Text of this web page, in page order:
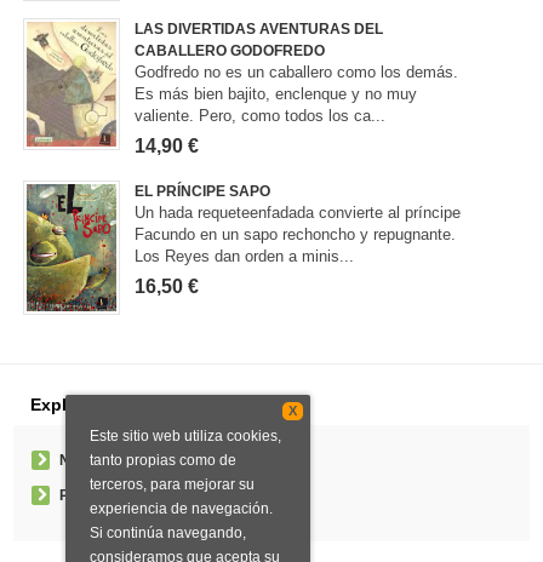
LAS DIVERTIDAS AVENTURAS DEL
CABALLERO GODOFREDO
Godfredo no es un caballero como los demás.
Es más bien bajito, enclenque y no muy
valiente. Pero, como todos los ca...
14,90 €
EL PRÍNCIPE SAPO
Un hada requeteenfadada convierte al príncipe
Facundo en un sapo rechoncho y repugnante.
Los Reyes dan orden a minis...
16,50 €
Explorar
Noticias
Pedidos especiales
X
Este sitio web utiliza cookies,
tanto propias como de
terceros, para mejorar su
experiencia de navegación.
Si continúa navegando,
consideramos que acepta su